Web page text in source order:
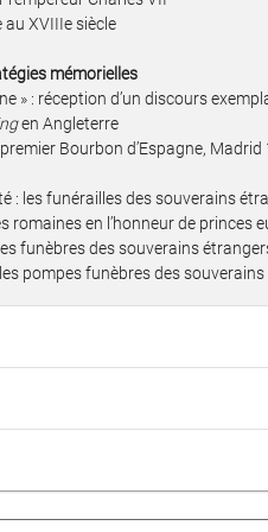
au XVIIIe siècle
mémorielles
» : réception d’un discours
en Angleterre
Bourbon d’Espagne, Madrid
: les funérailles des souverains
romaines en l’honneur de princes
funèbres des souverains
pompes funèbres des